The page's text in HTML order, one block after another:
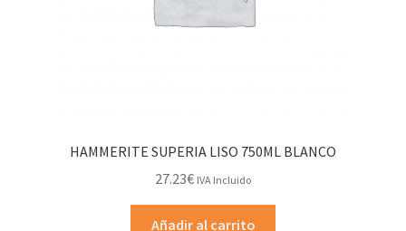
HAMMERITE SUPERIA LISO 750ML BLANCO
27.23€ IVA Incluido
Añadir al carrito